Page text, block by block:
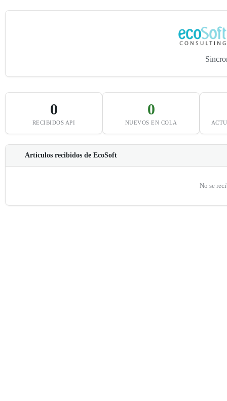
0
RECIBIDOS API
0
NUEVOS EN COLA
Articulos recibidos de EcoSoft
No se